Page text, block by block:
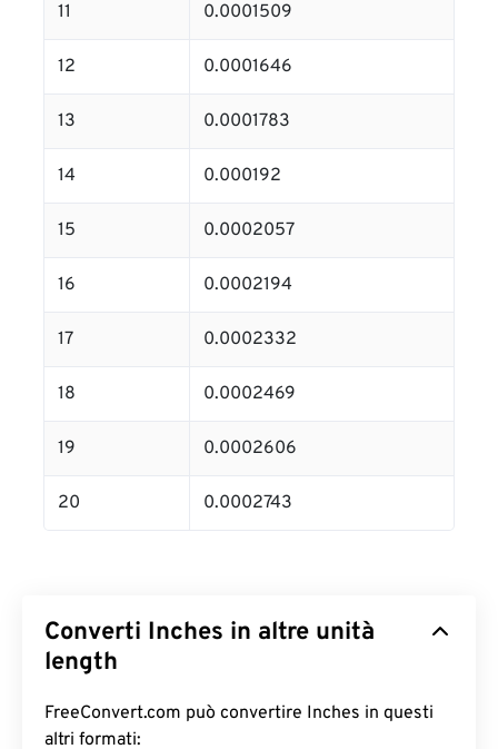
11 0.0001509
12 0.0001646
13 0.0001783
14 0.000192
15 0.0002057
16 0.0002194
17 0.0002332
18 0.0002469
19 0.0002606
20 0.0002743
Converti Inches in altre unità
length
FreeConvert.com può convertire Inches in questi
altri formati: